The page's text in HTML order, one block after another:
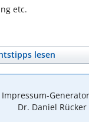
etc.
lesen
Dr. Daniel